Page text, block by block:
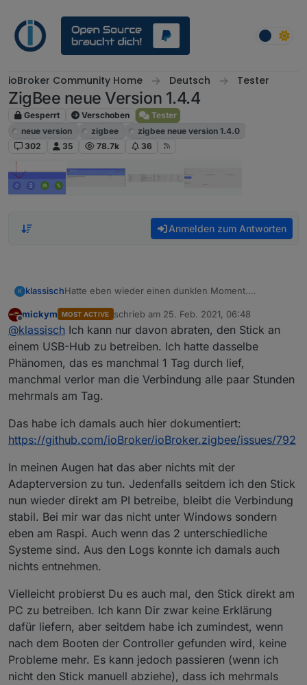
ioBroker Community Home Deutsch Tester
ZigBee neue Version 1.4.4
Gesperrt Verschoben
Tester
neue version
zigbee
zigbee neue version 1.4.0
302
35 78.7k 36
Anmelden zum Antworten
K klassischHatte eben wieder einen dunklen Moment.
Wieder hat der Adapter die Verbindung zum COM-
Port verloren.
COM4-Port war aber lt. Geräte Manager i.O. und
verbunden.
Derzeit hängt der Controller an einem USB Hub, an
dem auch noch 2 Drucker hängen, auf die ich
problemlos zugreifen kann. Ich gehe also davon aus,
Bin in die Einstellungen der Zigbee Instanz. Dort war
COM4 angezeigt. Habe im Drop down Menue COM4
erneut ausgewählt. und abgespeichert.
Zigbee wird wieder grün.
Lichter reagieren wieder auf Schalter und
Bewegungsmelder.
Log mit Serial Port error:
Spoiler
Offline
mickym MOST ACTIVE schrieb am 25. Feb. 2021, 06:48
zuletzt editiert von
@klassisch Ich kann nur davon abraten, den Stick an
einem USB-Hub zu betreiben. Ich hatte dasselbe
Phänomen, das es manchmal 1 Tag durch lief,
manchmal verlor man die Verbindung alle paar Stunden
mehrmals am Tag.
Das habe ich damals auch hier dokumentiert:
https://github.com/ioBroker/ioBroker.zigbee/issues/792
In meinen Augen hat das aber nichts mit der
Adapterversion zu tun. Jedenfalls seitdem ich den Stick
nun wieder direkt am PI betreibe, bleibt die Verbindung
stabil. Bei mir war das nicht unter Windows sondern
eben am Raspi. Auch wenn das 2 unterschiedliche
Systeme sind. Aus den Logs konnte ich damals auch
nichts entnehmen.
Vielleicht probierst Du es auch mal, den Stick direkt am
PC zu betreiben. Ich kann Dir zwar keine Erklärung
dafür liefern, aber seitdem habe ich zumindest, wenn
nach dem Booten der Controller gefunden wird, keine
Probleme mehr. Es kann jedoch passieren (wenn ich
nicht den Stick manuell abziehe), dass ich mehrmals